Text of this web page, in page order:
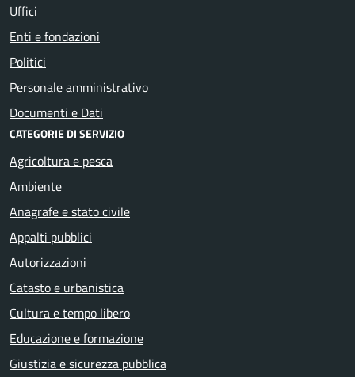
Uffici
Enti e fondazioni
Politici
Personale amministrativo
Documenti e Dati
CATEGORIE DI SERVIZIO
Agricoltura e pesca
Ambiente
Anagrafe e stato civile
Appalti pubblici
Autorizzazioni
Catasto e urbanistica
Cultura e tempo libero
Educazione e formazione
Giustizia e sicurezza pubblica